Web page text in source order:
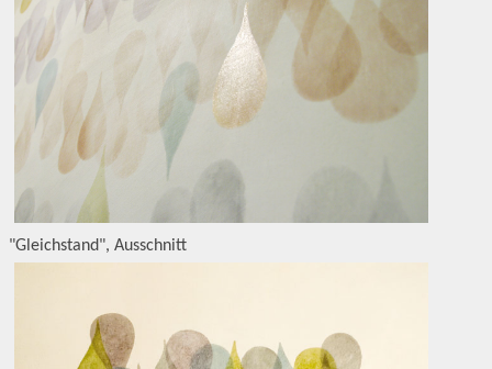
"Gleichstand", Ausschnitt